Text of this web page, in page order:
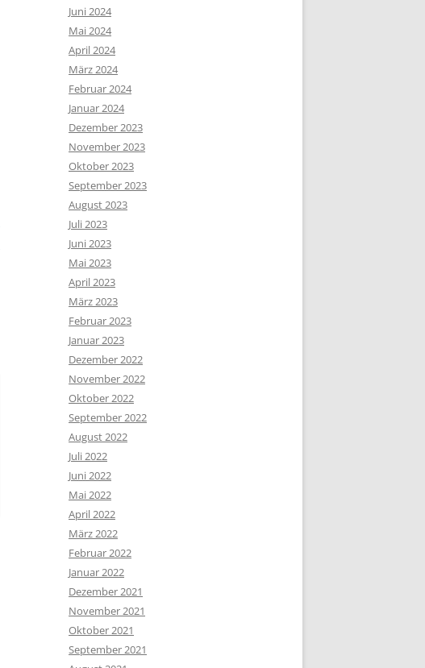
Juni 2024
Mai 2024
April 2024
März 2024
Februar 2024
Januar 2024
Dezember 2023
November 2023
Oktober 2023
September 2023
August 2023
Juli 2023
Juni 2023
Mai 2023
April 2023
März 2023
Februar 2023
Januar 2023
Dezember 2022
November 2022
Oktober 2022
September 2022
August 2022
Juli 2022
Juni 2022
Mai 2022
April 2022
März 2022
Februar 2022
Januar 2022
Dezember 2021
November 2021
Oktober 2021
September 2021